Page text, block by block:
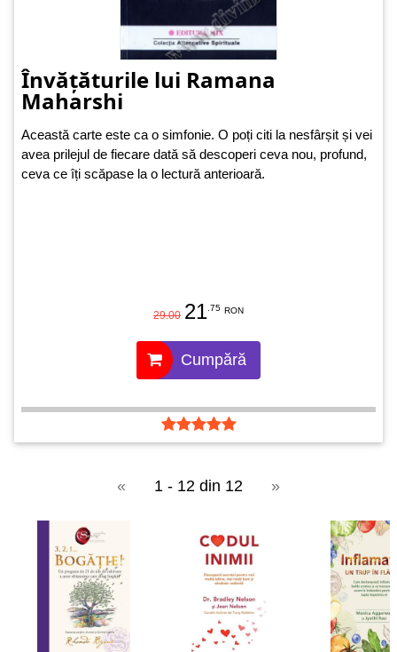
Învățăturile lui Ramana
Maharshi
Această carte este ca o simfonie. O poți citi la nesfârșit și vei
avea prilejul de fiecare dată să descoperi ceva nou, profund,
ceva ce îți scăpase la o lectură anterioară.
29.00 21 .75 RON
Cumpără
« 1 - 12 din 12 »